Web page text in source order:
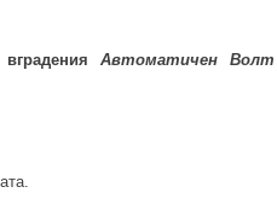
вграденияАвтоматичен Волт